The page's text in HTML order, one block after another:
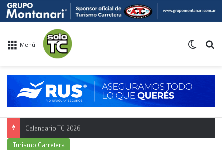
Menú
Calendario TC 2026
Turismo Carretera